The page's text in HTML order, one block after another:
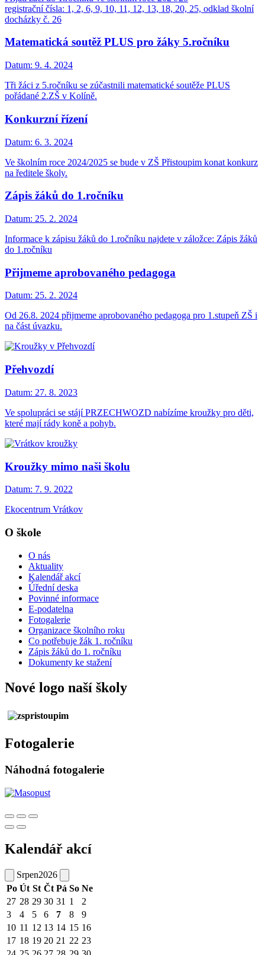
registrační čísla: 1, 2, 6, 9, 10, 11, 12, 13, 18, 20, 25, odklad školní
docházky č. 26
Matematická soutěž PLUS pro žáky 5.ročníku
Datum: 9. 4. 2024
Tři žáci z 5.ročníku se zúčastnili matematické soutěže PLUS
pořádané 2.ZŠ v Kolíně.
Konkurzní řízení
Datum: 6. 3. 2024
Ve školním roce 2024/2025 se bude v ZŠ Přistoupim konat konkurz
na ředitele školy.
Zápis žáků do 1.ročníku
Datum: 25. 2. 2024
Informace k zápisu žáků do 1.ročníku najdete v záložce: Zápis žáků
do 1.ročníku
Přijmeme aprobovaného pedagoga
Datum: 25. 2. 2024
Od 26.8. 2024 přijmeme aprobovaného pedagoga pro 1.stupeň ZŠ i
na část úvazku.
Přehvozdí
Datum: 27. 8. 2023
Ve spolupráci se stájí PRZECHWOZD nabízíme kroužky pro děti,
které mají rády koně a pohyb.
Kroužky mimo naši školu
Datum: 7. 9. 2022
Ekocentrum Vrátkov
O škole
O nás
Aktuality
Kalendář akcí
Úřední deska
Povinné informace
E-podatelna
Fotogalerie
Organizace školního roku
Co potřebuje žák 1. ročníku
Zápis žáků do 1. ročníku
Dokumenty ke stažení
Nové logo naší školy
Fotogalerie
Náhodná fotogalerie
Kalendář akcí
Srpen2026
Po Út St Čt Pá So Ne
27 28 29 30 31 1
2
3
4 5 6 7 8
9
10 11 12 13 14 15 16
17 18 19 20 21 22 23